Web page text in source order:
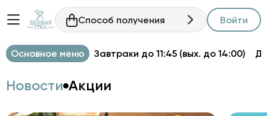
Способ получения Войти
Основное меню Завтраки до 11:45 (вых. до 14:00)
Новости Акции